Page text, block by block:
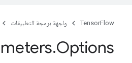
TensorFlow واجهة برمجة التطبيقات
.Options